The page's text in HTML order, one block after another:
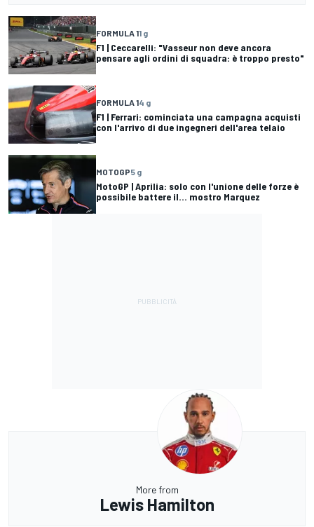
FORMULA 11 g
F1 | Ceccarelli: "Vasseur non deve ancora
pensare agli ordini di squadra: è troppo presto"
FORMULA 14 g
F1 | Ferrari: cominciata una campagna acquisti
con l'arrivo di due ingegneri dell'area telaio
MOTOGP5 g
MotoGP | Aprilia: solo con l'unione delle forze è
possibile battere il... mostro Marquez
More from
Lewis Hamilton